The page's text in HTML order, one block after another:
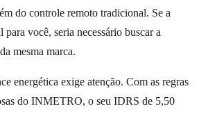
do controle remoto tradicional. Se a
para você, seria necessário buscar a
mesma marca.
energética exige atenção. Com as regras
do INMETRO, o seu IDRS de 5,50